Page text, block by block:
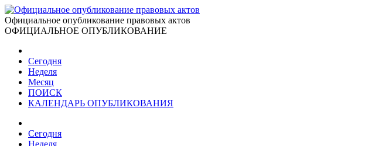
Официальное опубликование правовых актов
ОФИЦИАЛЬНОЕ ОПУБЛИКОВАНИЕ
Сегодня
Неделя
Месяц
ПОИСК
КАЛЕНДАРЬ ОПУБЛИКОВАНИЯ
Сегодня
Неделя